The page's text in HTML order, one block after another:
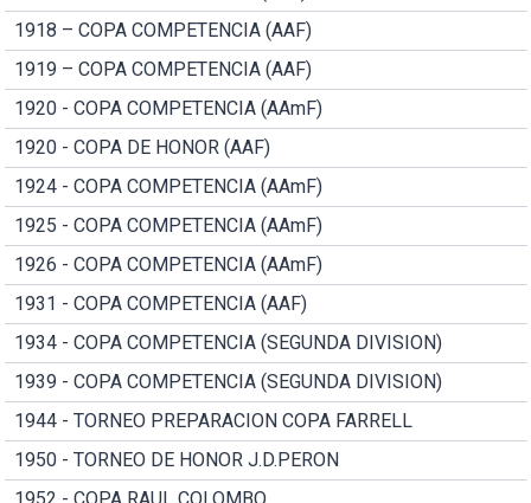
1918 – COPA COMPETENCIA (AAF)
1919 – COPA COMPETENCIA (AAF)
1920 - COPA COMPETENCIA (AAmF)
1920 - COPA DE HONOR (AAF)
1924 - COPA COMPETENCIA (AAmF)
1925 - COPA COMPETENCIA (AAmF)
1926 - COPA COMPETENCIA (AAmF)
1931 - COPA COMPETENCIA (AAF)
1934 - COPA COMPETENCIA (SEGUNDA DIVISION)
1939 - COPA COMPETENCIA (SEGUNDA DIVISION)
1944 - TORNEO PREPARACION COPA FARRELL
1950 - TORNEO DE HONOR J.D.PERON